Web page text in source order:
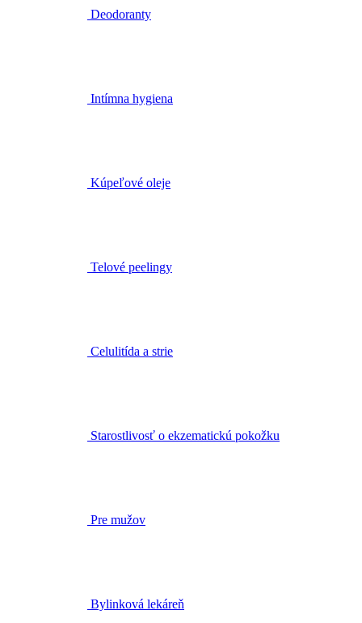
Deodoranty
Intímna hygiena
Kúpeľové oleje
Telové peelingy
Celulitída a strie
Starostlivosť o ekzematickú pokožku
Pre mužov
Bylinková lekáreň